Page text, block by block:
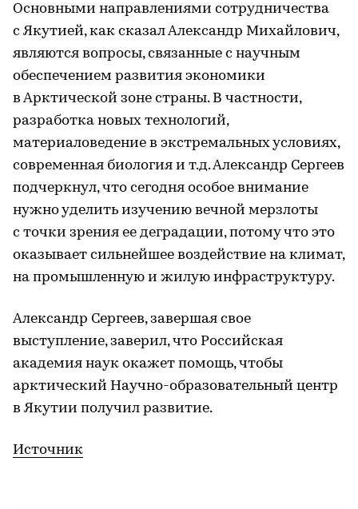
Основными направлениями сотрудничества
с Якутией, как сказал Александр Михайлович,
являются вопросы, связанные с научным
обеспечением развития экономики
в Арктической зоне страны. В частности,
разработка новых технологий,
материаловедение в экстремальных условиях,
современная биология и т.д. Александр Сергеев
подчеркнул, что сегодня особое внимание
нужно уделить изучению вечной мерзлоты
с точки зрения ее деградации, потому что это
оказывает сильнейшее воздействие на климат,
на промышленную и жилую инфраструктуру.
Александр Сергеев, завершая свое
выступление, заверил, что Российская
академия наук окажет помощь, чтобы
арктический Научно-образовательный центр
в Якутии получил развитие.
Источник